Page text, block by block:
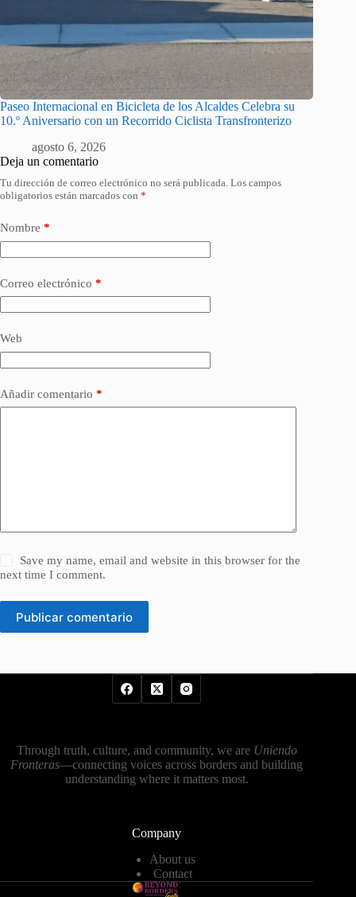
Paseo Internacional en Bicicleta de los Alcaldes Celebra su
10.º Aniversario con un Recorrido Ciclista Transfronterizo
agosto 6, 2026
Deja un comentario
Tu dirección de correo electrónico no será publicada. Los campos
obligatorios están marcados con *
Nombre *
Correo electrónico *
Web
Añadir comentario *
Save my name, email and website in this browser for the
next time I comment.
Publicar comentario
Through truth, culture, and community, we are Uniendo
Fronteras—connecting voices across borders and building
understanding where it matters most.
Company
About us
Contact